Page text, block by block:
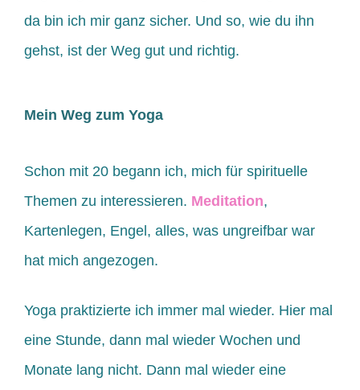
da bin ich mir ganz sicher. Und so, wie du ihn
gehst, ist der Weg gut und richtig.
Mein Weg zum Yoga
Schon mit 20 begann ich, mich für spirituelle
Themen zu interessieren. Meditation,
Kartenlegen, Engel, alles, was ungreifbar war
hat mich angezogen.
Yoga praktizierte ich immer mal wieder. Hier mal
eine Stunde, dann mal wieder Wochen und
Monate lang nicht. Dann mal wieder eine